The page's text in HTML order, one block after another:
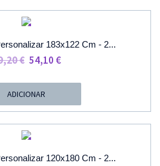
28,80 €
183x122 Cm - 2...
€ O
Original
Era:
59,20 €.
54,10 €O
É:
54,10 €.
ADICIONAR
120x180 Cm - 2...